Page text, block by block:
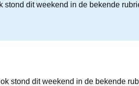
stond dit weekend in de bekende
stond dit weekend in de bekende